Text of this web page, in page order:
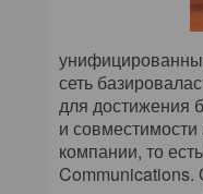
сеть
для достижения
и
компании, то
Communications.